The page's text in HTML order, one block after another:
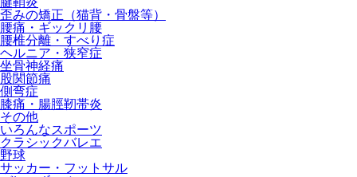
歪みの矯正（猫背・骨盤等）
腰痛・ギックリ腰
腰椎分離・すべり症
ヘルニア・狭窄症
坐骨神経痛
股関節痛
側弯症
膝痛・腸脛靭帯炎
その他
いろんなスポーツ
クラシックバレエ
野球
サッカー・フットサル